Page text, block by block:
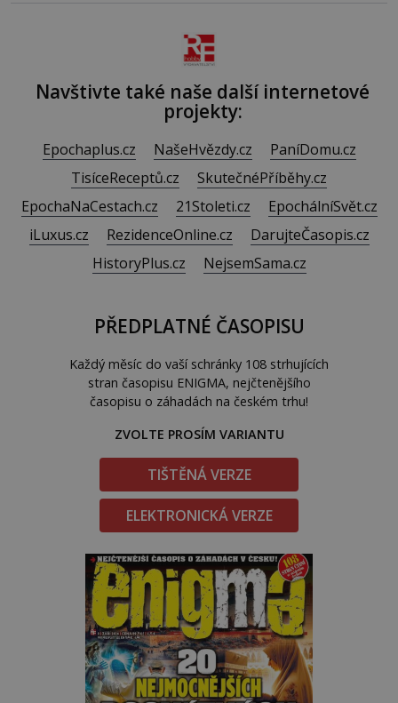
Navštivte také naše další internetové
projekty:
Epochaplus.cz NašeHvězdy.cz
PaníDomu.cz
TisíceReceptů.cz
SkutečnéPříběhy.cz
EpochaNaCestach.cz
21Stoleti.cz
EpochálníSvět.cz
iLuxus.cz
RezidenceOnline.cz
DarujteČasopis.cz
HistoryPlus.cz
NejsemSama.cz
PŘEDPLATNÉ ČASOPISU
Každý měsíc do vaší schránky 108 strhujících
stran časopisu ENIGMA, nejčtenějšího
časopisu o záhadách na českém trhu!
ZVOLTE PROSÍM VARIANTU
TIŠTĚNÁ VERZE
ELEKTRONICKÁ VERZE